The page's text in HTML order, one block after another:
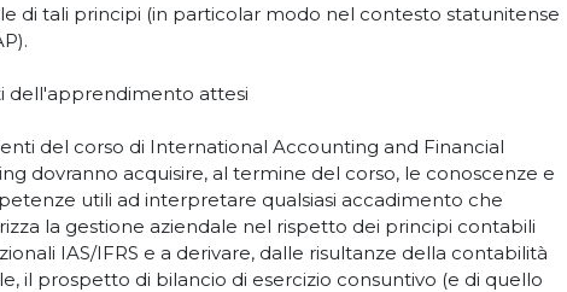
di tali principi (in particolar modo nel contesto statunitense
dell'apprendimento attesi
del corso di International Accounting and Financial
dovranno acquisire, al termine del corso, le conoscenze e
utili ad interpretare qualsiasi accadimento che
la gestione aziendale nel rispetto dei principi contabili
IAS/IFRS e a derivare, dalle risultanze della contabilità
il prospetto di bilancio di esercizio consuntivo (e di quello